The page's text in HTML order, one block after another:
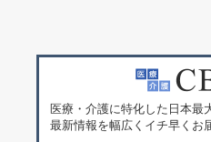
医療・介護に特化した日本最
最新情報を幅広くイチ早くお